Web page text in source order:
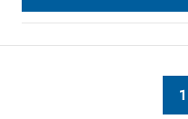
1